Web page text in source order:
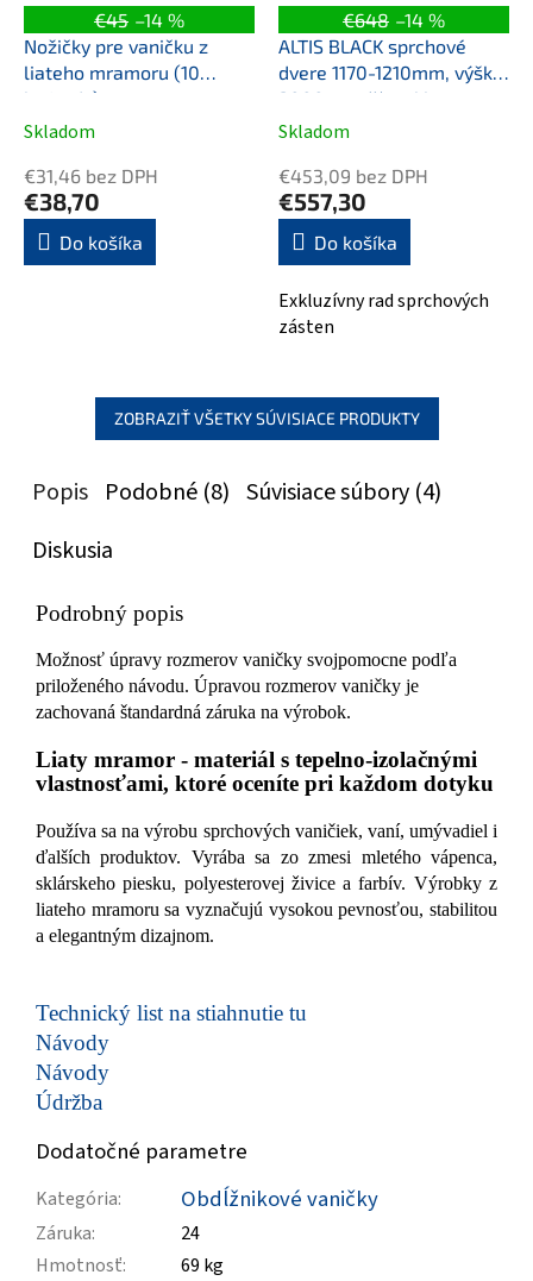
€45 –14 %
Nožičky pre vaničku z
liateho mramoru (10
ks/sada)
Skladom
€31,46 bez DPH
€38,70
Do košíka
€648 –14 %
ALTIS BLACK sprchové
dvere 1170-1210mm, výška
2000mm, číre sklo
Skladom
€453,09 bez DPH
€557,30
Do košíka
Exkluzívny rad sprchových
zásten
ZOBRAZIŤ VŠETKY SÚVISIACE PRODUKTY
Popis Podobné (8) Súvisiace súbory (4)
Diskusia
Podrobný popis
Možnosť úpravy rozmerov vaničky svojpomocne podľa
priloženého návodu. Úpravou rozmerov vaničky je
zachovaná štandardná záruka na výrobok.
Liaty mramor - materiál s tepelno-izolačnými
vlastnosťami, ktoré oceníte pri každom dotyku
Používa sa na výrobu sprchových vaničiek, vaní, umývadiel i
ďalších produktov. Vyrába sa zo zmesi mletého vápenca,
sklárskeho piesku, polyesterovej živice a farbív. Výrobky z
liateho mramoru sa vyznačujú vysokou pevnosťou, stabilitou
a elegantným dizajnom.
Technický list na stiahnutie tu
Návody
Návody
Údržba
Dodatočné parametre
Kategória: Obdĺžnikové vaničky
Záruka:
24
Hmotnosť:
69 kg